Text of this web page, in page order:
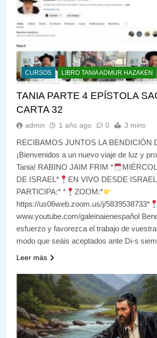
CURSOS LIBRO TANIA ADMUR HAZAKEN
TANIA PARTE 4 EPÍSTOLA
CARTA 32
admin 1 año ago 0 3 mins
RECIBAMOS JUNTOS LA BENDICIÓN
¡Bienvenidos a un nuevo viaje de luz y
Tania! RABINO JAIM FRIM *
DE ISRAEL*
EN VIVO DESDE
PARTICIPA:* *
ZOOM:*
https://us06web.zoom.us/j/5839538733*
www.youtube.com/galeinaienespañol
esfuerzo y favorezca el trabajo de
modo que seáis aceptados ante Di-s
Leer más